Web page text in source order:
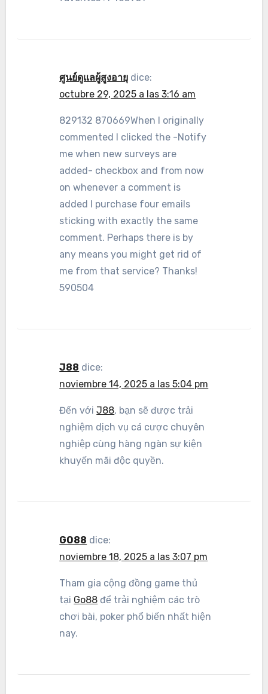
ศูนย์ดูแลผู้สูงอายุ dice:
octubre 29, 2025 a las 3:16 am
829132 870669When I originally
commented I clicked the -Notify
me when new surveys are
added- checkbox and from now
on whenever a comment is
added I purchase four emails
sticking with exactly the same
comment. Perhaps there is by
any means you might get rid of
me from that service? Thanks!
590504
J88 dice:
noviembre 14, 2025 a las 5:04 pm
Đến vớiJ88, bạn sẽ được trải
nghiệm dịch vụ cá cược chuyên
nghiệp cùng hàng ngàn sự kiện
khuyến mãi độc quyền.
GO88 dice:
noviembre 18, 2025 a las 3:07 pm
Tham gia cộng đồng game thủ
tại Go88 để trải nghiệm các trò
chơi bài, poker phổ biến nhất hiện
nay.